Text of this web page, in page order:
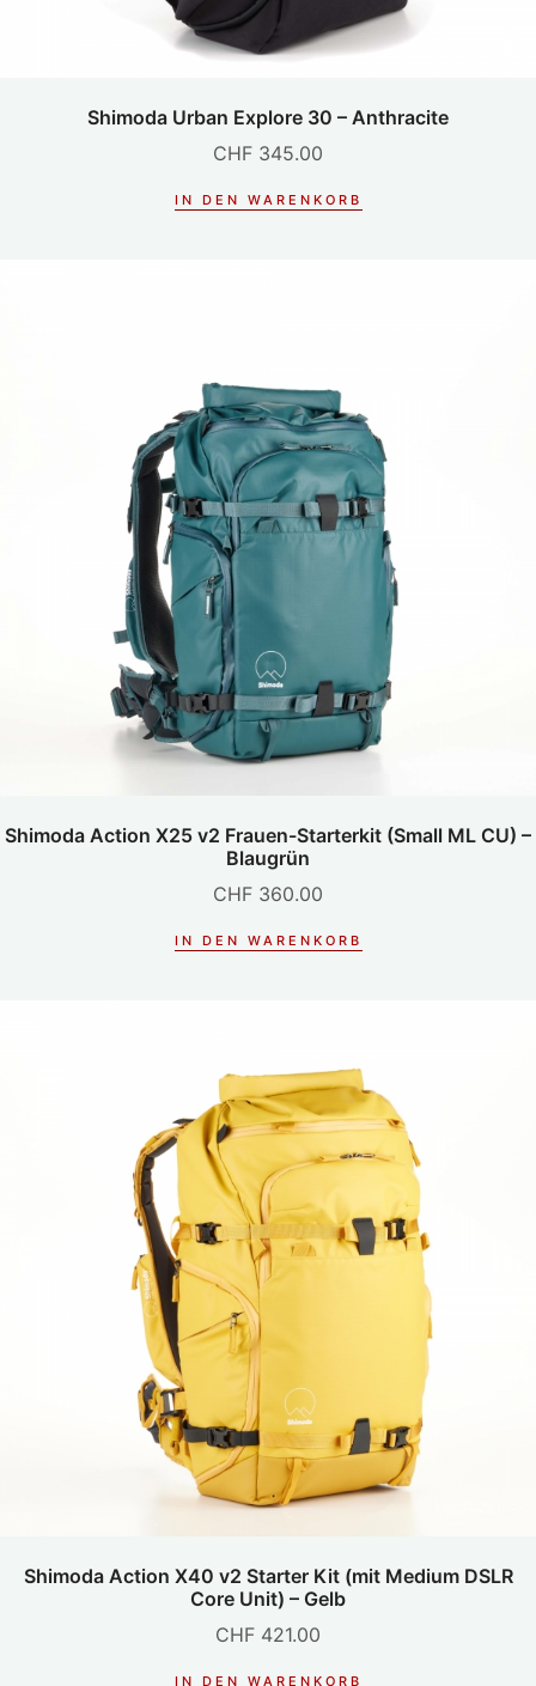
Shimoda Urban Explore 30 – Anthracite
CHF 345.00
IN DEN WARENKORB
Shimoda Action X25 v2 Frauen-Starterkit (Small ML CU) –
Blaugrün
CHF 360.00
IN DEN WARENKORB
Shimoda Action X40 v2 Starter Kit (mit Medium DSLR
Core Unit) – Gelb
CHF 421.00
IN DEN WARENKORB